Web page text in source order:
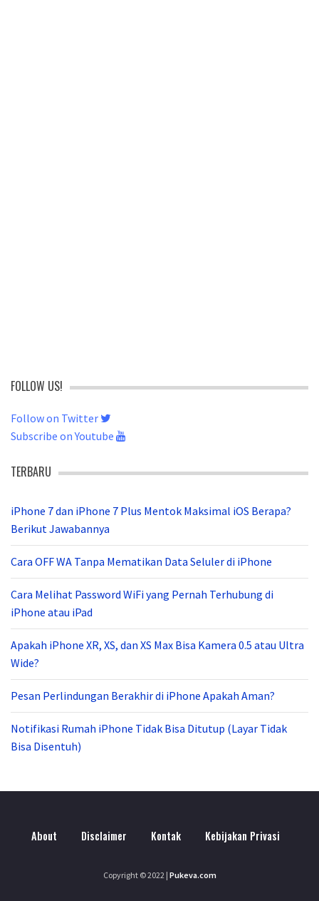
FOLLOW US!
Follow on Twitter
Subscribe on Youtube
TERBARU
iPhone 7 dan iPhone 7 Plus Mentok Maksimal iOS Berapa?
Berikut Jawabannya
Cara OFF WA Tanpa Mematikan Data Seluler di iPhone
Cara Melihat Password WiFi yang Pernah Terhubung di
iPhone atau iPad
Apakah iPhone XR, XS, dan XS Max Bisa Kamera 0.5 atau Ultra
Wide?
Pesan Perlindungan Berakhir di iPhone Apakah Aman?
Notifikasi Rumah iPhone Tidak Bisa Ditutup (Layar Tidak
Bisa Disentuh)
About Disclaimer Kontak Kebijakan Privasi
Copyright © 2022 | Pukeva.com